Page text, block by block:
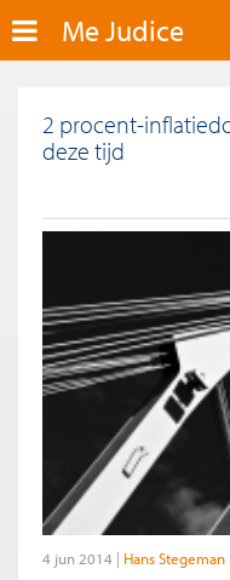
Me Judice
2 procent-
deze tijd
4 jun 2014 Hans Stegeman